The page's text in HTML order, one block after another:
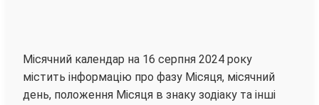
Місячний календар на 16 серпня 2024 року
містить інформацію про фазу Місяця, місячний
день, положення Місяця в знаку зодіаку та інші